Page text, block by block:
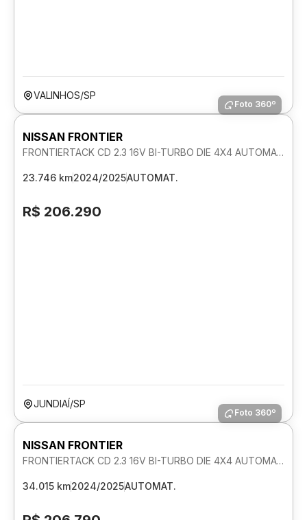
VALINHOS/SP
Foto 360º
NISSAN FRONTIER
FRONTIERTACK CD 2.3 16V BI-TURBO DIE 4X4 AUTOMATICO
23.746 km2024/2025AUTOMAT.
R$ 206.290
JUNDIAÍ/SP
Foto 360º
NISSAN FRONTIER
FRONTIERTACK CD 2.3 16V BI-TURBO DIE 4X4 AUTOMATICO
34.015 km2024/2025AUTOMAT.